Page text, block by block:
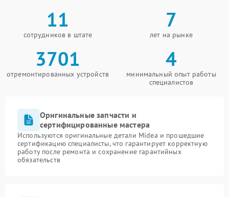
11
сотрудников в штате
7
лет на рынке
3701
отремонтированных устройств
4
минимальный опыт работы
специалистов
Оригинальные запчасти и
сертифицированные мастера
Используются оригинальные детали Midea и прошедшие
сертификацию специалисты, что гарантирует корректную
работу после ремонта и сохранение гарантийных
обязательств